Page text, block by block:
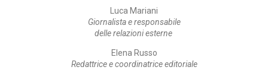
Luca Mariani
Giornalista e responsabile
delle relazioni esterne
Elena Russo
Redattrice e coordinatrice editoriale